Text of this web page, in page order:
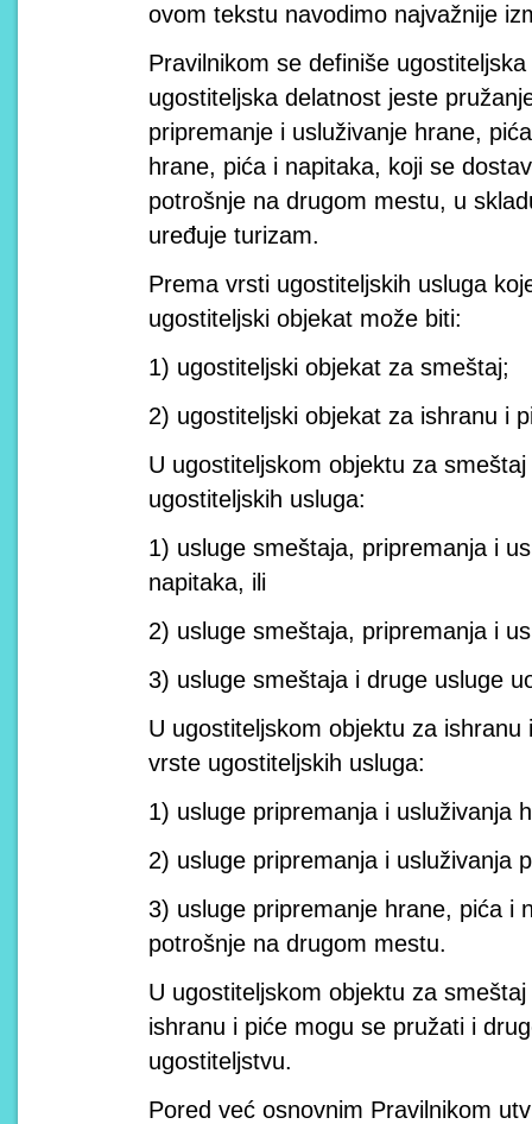
ovom tekstu navodimo najvažnije
Pravilnikom se definiše
ugostiteljska delatnost jeste
pripremanje i usluživanje hrane,
hrane, pića i napitaka, koji se
potrošnje na drugom mestu, u
uređuje turizam.
Prema vrsti ugostiteljskih usluga
ugostiteljski objekat može biti:
1) ugostiteljski objekat za smeštaj;
2) ugostiteljski objekat za ishranu i
U ugostiteljskom objektu za
ugostiteljskih usluga:
1) usluge smeštaja, pripremanja i
napitaka, ili
2) usluge smeštaja, pripremanja i
3) usluge smeštaja i druge usluge
U ugostiteljskom objektu za
vrste ugostiteljskih usluga:
1) usluge pripremanja i usluživanja
2) usluge pripremanja i usluživanja
3) usluge pripremanje hrane, pića i
potrošnje na drugom mestu.
U ugostiteljskom objektu za
ishranu i piće mogu se pružati i
ugostiteljstvu.
Pored već osnovnim Pravilnikom